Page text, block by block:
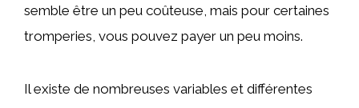
semble être un peu coûteuse, mais pour certaines
tromperies, vous pouvez payer un peu moins.
Il existe de nombreuses variables et différentes